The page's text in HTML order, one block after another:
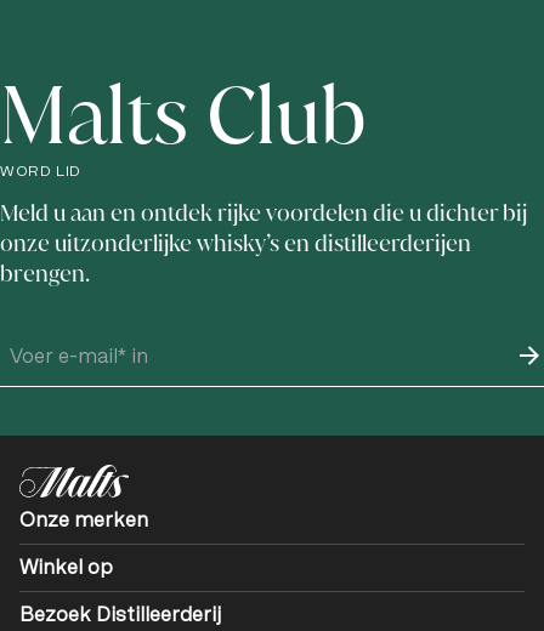
Malts Club
WORD LID
Meld u aan en ontdek rijke voordelen die u dichter bij
onze uitzonderlijke whisky’s en distilleerderijen
brengen.
Onze merken
Winkel op
Bezoek Distilleerderij